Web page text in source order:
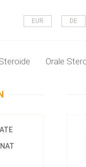
EUR DE
Orale